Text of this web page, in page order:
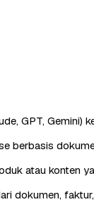
GPT, Gemini)
berbasis
atau konten
dokumen,